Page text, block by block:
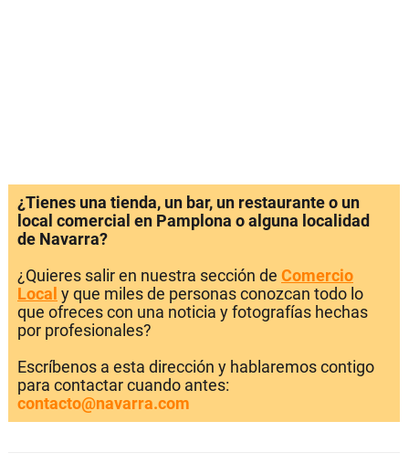
¿Tienes una tienda, un bar, un restaurante o un
local comercial en Pamplona o alguna localidad
de Navarra?
¿Quieres salir en nuestra sección de Comercio
Local y que miles de personas conozcan todo lo
que ofreces con una noticia y fotografías hechas
por profesionales?
Escríbenos a esta dirección y hablaremos contigo
para contactar cuando antes:
contacto@navarra.com